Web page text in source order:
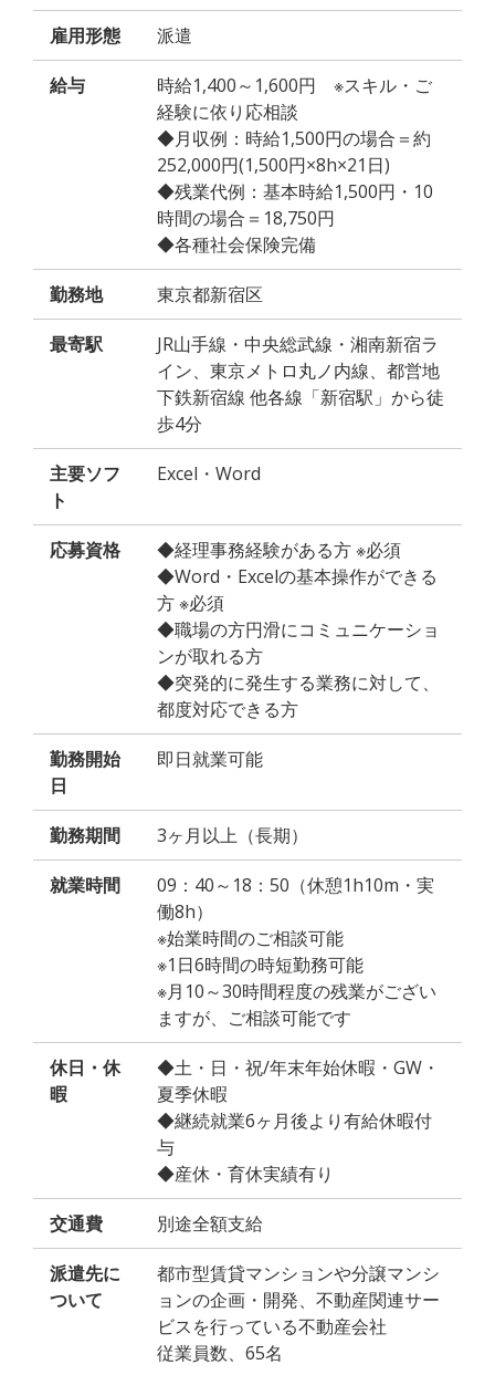
雇用形態 派遣
給与
時給1,400～1,600円 ※スキル・ご
経験に依り応相談
◆月収例：時給1,500円の場合＝約
252,000円(1,500円×8h×21日)
◆残業代例：基本時給1,500円・10
時間の場合＝18,750円
◆各種社会保険完備
勤務地 東京都新宿区
最寄駅
JR山手線・中央総武線・湘南新宿ラ
イン、東京メトロ丸ノ内線、都営地
下鉄新宿線 他各線「新宿駅」から徒
歩4分
主要ソフ
ト
Excel・Word
応募資格
◆経理事務経験がある方 ※必須
◆Word・Excelの基本操作ができる
方 ※必須
◆職場の方円滑にコミュニケーショ
ンが取れる方
◆突発的に発生する業務に対して、
都度対応できる方
勤務開始
日
即日就業可能
勤務期間 3ヶ月以上（長期）
就業時間
09：40～18：50（休憩1h10m・実
働8h）
※始業時間のご相談可能
※1日6時間の時短勤務可能
※月10～30時間程度の残業がござい
ますが、ご相談可能です
休日・休
暇
◆土・日・祝/年末年始休暇・GW・
夏季休暇
◆継続就業6ヶ月後より有給休暇付
与
◆産休・育休実績有り
交通費 別途全額支給
派遣先に
ついて
都市型賃貸マンションや分譲マンシ
ョンの企画・開発、不動産関連サー
ビスを行っている不動産会社
従業員数、65名